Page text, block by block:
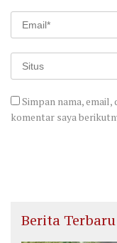
Simpan nama,
komentar saya
Berita Terbaru